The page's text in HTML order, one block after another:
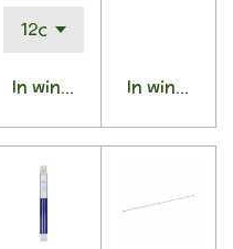
In winkelwagen
In